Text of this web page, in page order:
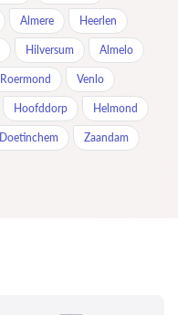
Almere Heerlen
Hilversum Almelo
Roermond Venlo
Hoofddorp Helmond
Doetinchem Zaandam